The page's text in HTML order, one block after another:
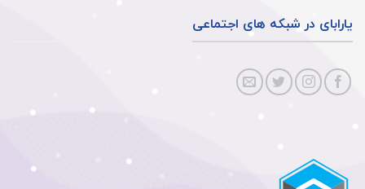
یارابای در شبکه های اجتماعی